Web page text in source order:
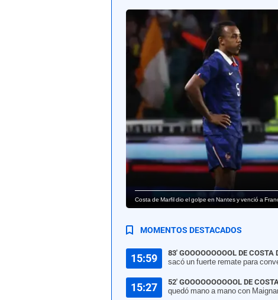
Costa de Marfil dio el golpe en Nantes y venció a
MOMENTOS DESTACADOS
15:59 83' GOOOOOOOOOL DE COSTA
sacó un fuerte remate para
15:27 52' GOOOOOOOOOOL DE
quedó mano a mano con